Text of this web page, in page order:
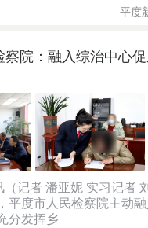
平度
院：融入综治中心
记者 潘亚妮 实习记者
平度市人民检察院主动
分发挥乡